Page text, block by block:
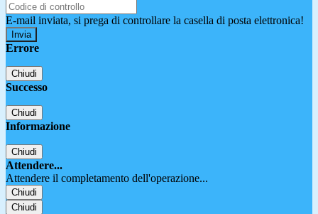
E-mail inviata, si prega di controllare la casella di posta elettronica!
Errore
Chiudi
Successo
Chiudi
Informazione
Chiudi
Attendere...
Attendere il completamento dell'operazione...
Chiudi
Chiudi